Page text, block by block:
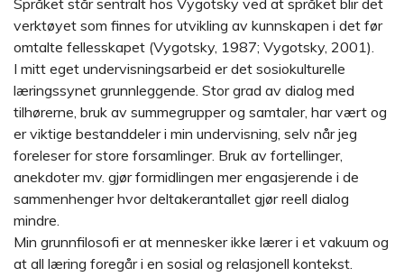
verktøyet som finnes for utvikling av kunnskapen i det før
omtalte fellesskapet (Vygotsky, 1987; Vygotsky, 2001).
I mitt eget undervisningsarbeid er det sosiokulturelle
læringssynet grunnleggende. Stor grad av dialog med
tilhørerne, bruk av summegrupper og samtaler, har vært og
er viktige bestanddeler i min undervisning, selv når jeg
foreleser for store forsamlinger. Bruk av fortellinger,
anekdoter mv. gjør formidlingen mer engasjerende i de
sammenhenger hvor deltakerantallet gjør reell dialog
mindre.
Min grunnfilosofi er at mennesker ikke lærer i et vakuum og
at all læring foregår i en sosial og relasjonell kontekst.